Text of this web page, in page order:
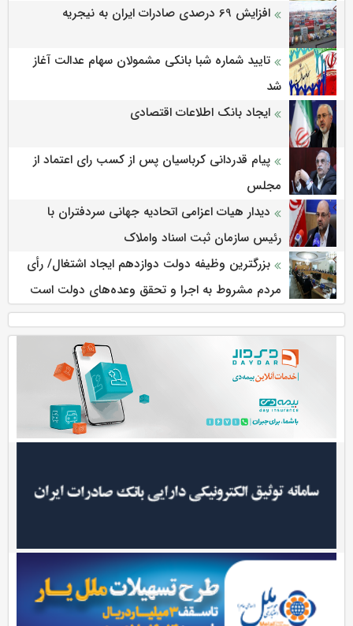
افزایش 69 درصدی صادرات ایران به نیجریه
تایید شماره شبا بانکی مشمولان سهام عدالت آغاز
شد
ایجاد بانک اطلاعات اقتصادی
پیام قدردانی کرباسیان پس از کسب رای اعتماد از
مجلس
دیدار هیات اعزامی اتحادیه جهانی سردفتران با
رئیس سازمان ثبت اسناد واملاک
بزرگترین وظیفه دولت دوازدهم ایجاد اشتغال/ رأی
مردم مشروط به اجرا و تحقق وعده‌های دولت است